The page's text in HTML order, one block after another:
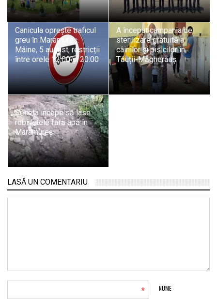
Canicula oprește traficul
greu în Maramureș.
Mâine, 5 august, restricții
între orele 12:00 și 20:00
A început campania de
sterilizare gratuită a
câinilor și pisicilor în
Tăuții-Măgherăuș
Seceta începe să lase
robinetele fără apă în
Maramureș
LASĂ UN COMENTARIU
NUME
*